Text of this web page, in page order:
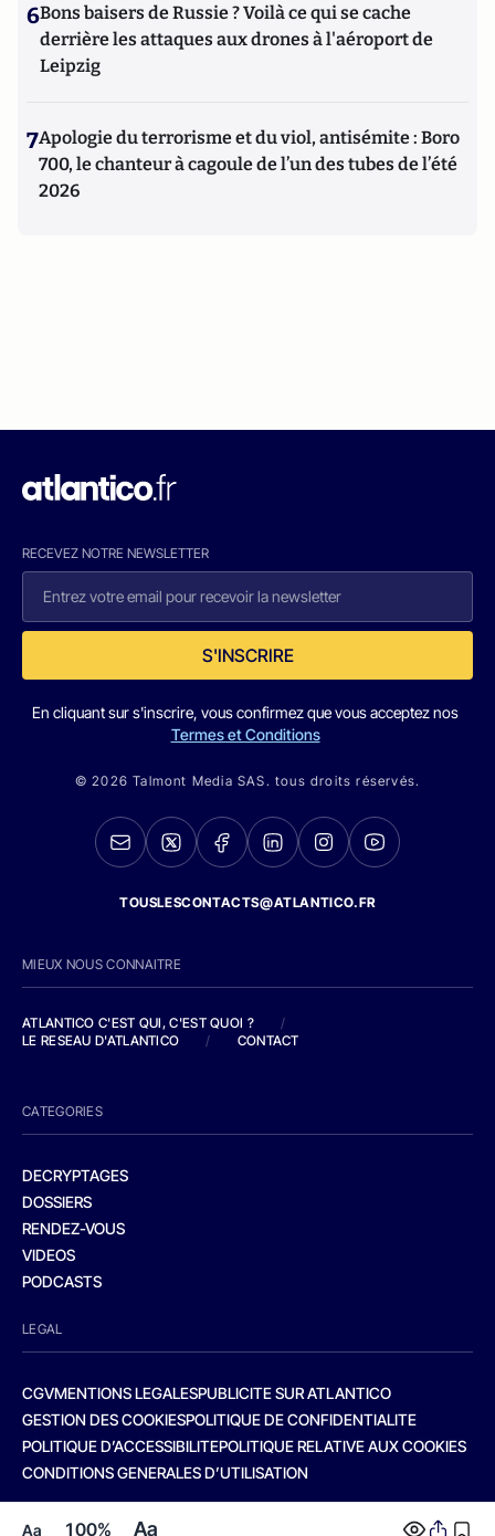
Aa 100% Aa
6Bons baisers de Russie ? Voilà ce qui se cache
derrière les attaques aux drones à l'aéroport de
Leipzig
7Apologie du terrorisme et du viol, antisémite : Boro
700, le chanteur à cagoule de l’un des tubes de l’été
2026
RECEVEZ NOTRE NEWSLETTER
S'INSCRIRE
En cliquant sur s'inscrire, vous confirmez que vous acceptez nos
Termes et Conditions
© 2026 Talmont Media SAS. tous droits réservés.
TOUSLESCONTACTS@ATLANTICO.FR
MIEUX NOUS CONNAITRE
ATLANTICO C'EST QUI, C'EST QUOI ?
/
LE RESEAU D'ATLANTICO
/ CONTACT
CATEGORIES
DECRYPTAGES
DOSSIERS
RENDEZ-VOUS
VIDEOS
PODCASTS
LEGAL
CGVMENTIONS LEGALESPUBLICITE SUR ATLANTICO
GESTION DES COOKIESPOLITIQUE DE CONFIDENTIALITE
POLITIQUE D’ACCESSIBILITEPOLITIQUE RELATIVE AUX COOKIES
CONDITIONS GENERALES D’UTILISATION